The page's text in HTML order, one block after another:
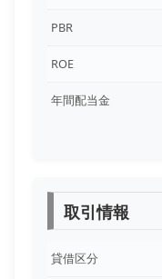
PBR
ROE
年間配当金
取引情報
貸借区分